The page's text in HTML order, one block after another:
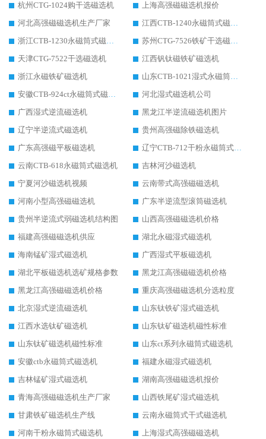
杭州CTG-1024购干选磁选机
上海高强磁磁选机报价
河北高强磁磁选机生产厂家
江西CTB-1240永磁筒式磁选机厂家
浙江CTB-1230永磁筒式磁选机生产厂家
苏州CTG-7526铁矿干选磁选机
天津CTG-7522干选磁选机
江西钒钛磁铁矿磁选机
浙江永磁铁矿磁选机
山东CTB-1021湿式永磁筒式磁选机
安徽CTB-924ct永磁筒式磁选机
河北湿式磁选机公司
广西湿式逆流磁选机
黑龙江半逆流磁选机图片
辽宁半逆流式磁选机
贵州高强磁除铁磁选机
广东高强磁平板磁选机
辽宁CTB-712干粉永磁筒式磁选机
云南CTB-618永磁筒式磁选机
吉林河沙磁选机
宁夏河沙磁选机视频
云南带式高强磁磁选机
河南小型高强磁磁选机
广东半逆流型滚筒磁选机
贵州半逆流式弱磁选机结构图
山西高强磁磁选机价格
福建高强磁磁选机供应
湖北永磁湿式磁选机
海南锰矿湿式磁选机
广西湿式平板磁选机
湖北平板磁选机选矿规格参数
黑龙江高强磁磁选机价格
黑龙江高强磁磁选机价格
重庆高强磁磁选机分选粒度
北京湿式逆流磁选机
山东钛铁矿湿式磁选机
江西水选钛矿磁选机
山东钛矿磁选机磁性标准
山东钛矿磁选机磁性标准
山东ct系列永磁筒式磁选机
安徽ctb永磁筒式磁选机
福建永磁湿式磁选机
吉林锰矿湿式磁选机
湖南高强磁磁选机报价
青海高强磁磁选机生产厂家
山西铁尾矿湿式磁选机
甘肃铁矿磁选机生产线
云南永磁筒式干式磁选机
河南干粉永磁筒式磁选机
上海湿式高强磁磁选机